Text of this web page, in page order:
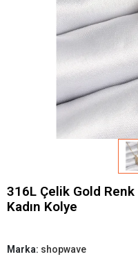
316L Çelik Gold
Kadın Kolye
Marka: shopwave